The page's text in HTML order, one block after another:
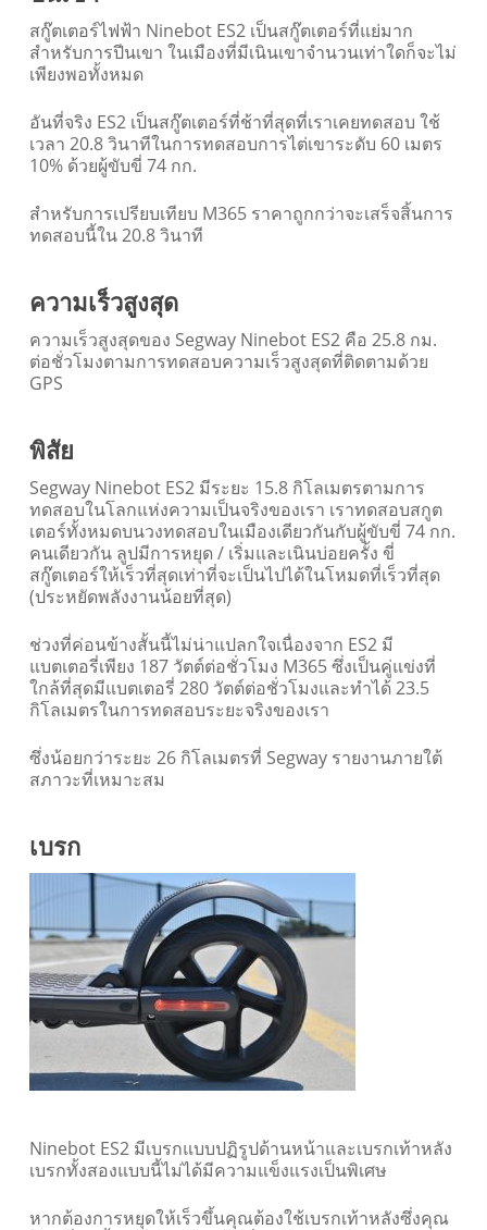
สกู๊ตเตอร์ไฟฟ้า Ninebot ES2 เป็นสกู๊ตเตอร์ที่แย่มาก
สำหรับการปีนเขา ในเมืองที่มีเนินเขาจำนวนเท่าใดก็จะไม่
เพียงพอทั้งหมด
อันที่จริง ES2 เป็นสกู๊ตเตอร์ที่ช้าที่สุดที่เราเคยทดสอบ ใช้
เวลา 20.8 วินาทีในการทดสอบการไต่เขาระดับ 60 เมตร
10% ด้วยผู้ขับขี่ 74 กก.
สำหรับการเปรียบเทียบ M365 ราคาถูกกว่าจะเสร็จสิ้นการ
ทดสอบนี้ใน 20.8 วินาที
ความเร็วสูงสุด
ความเร็วสูงสุดของ Segway Ninebot ES2 คือ 25.8 กม.
ต่อชั่วโมงตามการทดสอบความเร็วสูงสุดที่ติดตามด้วย
GPS
พิสัย
Segway Ninebot ES2 มีระยะ 15.8 กิโลเมตรตามการ
ทดสอบในโลกแห่งความเป็นจริงของเรา เราทดสอบสกูต
เตอร์ทั้งหมดบนวงทดสอบในเมืองเดียวกันกับผู้ขับขี่ 74 กก.
คนเดียวกัน ลูปมีการหยุด / เริ่มและเนินบ่อยครั้ง ขี่
สกู๊ตเตอร์ให้เร็วที่สุดเท่าที่จะเป็นไปได้ในโหมดที่เร็วที่สุด
(ประหยัดพลังงานน้อยที่สุด)
ช่วงที่ค่อนข้างสั้นนี้ไม่น่าแปลกใจเนื่องจาก ES2 มี
แบตเตอรี่เพียง 187 วัตต์ต่อชั่วโมง M365 ซึ่งเป็นคู่แข่งที่
ใกล้ที่สุดมีแบตเตอรี่ 280 วัตต์ต่อชั่วโมงและทำได้ 23.5
กิโลเมตรในการทดสอบระยะจริงของเรา
ซึ่งน้อยกว่าระยะ 26 กิโลเมตรที่ Segway รายงานภายใต้
สภาวะที่เหมาะสม
เบรก
Ninebot ES2 มีเบรกแบบปฏิรูปด้านหน้าและเบรกเท้าหลัง
เบรกทั้งสองแบบนี้ไม่ได้มีความแข็งแรงเป็นพิเศษ
หากต้องการหยุดให้เร็วขึ้นคุณต้องใช้เบรกเท้าหลังซึ่งคุณ